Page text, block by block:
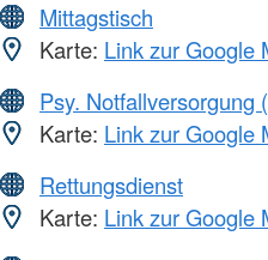
Mittagstisch
Karte: Link zur Google
Psy. Notfallversorgung
Karte: Link zur Google
Rettungsdienst
Karte: Link zur Google